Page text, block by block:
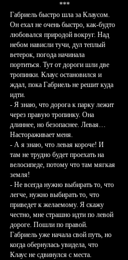
***
Габриель быстро шла за Клаусом.
Он ехал не очень быстро, как-будто
любовался природой вокруг. Над
небом нависли тучи, дул теплый
ветерок, погода начинала
портиться. Тут от дороги шли две
тропинки. Клаус остановился и
ждал, пока Габриель не решит куда
идти.
- Я знаю, что дорога к парку лежит
через правую тропинку. Она
длиннее, но безопаснее. Левая…
Настораживает меня.
- А я знаю, что левая короче! И
там не трудно будет проехать на
велосипеде, потому что там мягкая
земля!
- Не всегда нужно выбирать то, что
легче, нужно выбирать то, что
приведет к желаемому. Я скажу
честно, мне страшно идти по левой
дороге. Пошли по правой.
Габриель уже начала свой путь, но
когда обернулась увидела, что
Клаус не сдвинулся с места.